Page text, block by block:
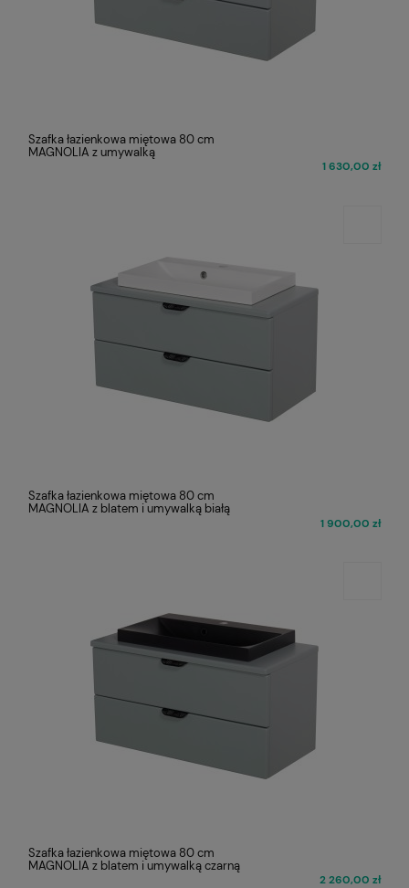
Szafka łazienkowa miętowa 80 cm
MAGNOLIA z umywalką
1 630,00 zł
Szafka łazienkowa miętowa 80 cm
MAGNOLIA z blatem i umywalką białą
1 900,00 zł
Szafka łazienkowa miętowa 80 cm
MAGNOLIA z blatem i umywalką czarną
2 260,00 zł